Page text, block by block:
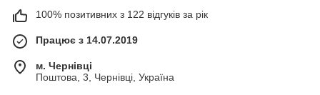
100% позитивних з 122 відгуків за рік
Працює з 14.07.2019
м. Чернівці
Поштова, 3, Чернівці, Україна